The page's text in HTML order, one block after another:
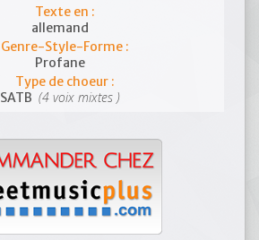
Texte en :
allemand
Genre-Style-Forme :
Profane
Type de choeur :
SATB (4 voix mixtes )